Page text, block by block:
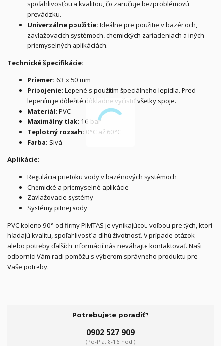
spoľahlivosťou a kvalitou, čo zaručuje bezproblémovú
prevádzku.
Univerzálne použitie: Ideálne pre použitie v bazénoch,
zavlažovacích systémoch, chemických zariadeniach a iných
priemyselných aplikáciách.
Technické špecifikácie:
Priemer: 63 x 50 mm
Pripojenie: Lepené s použitím špeciálneho lepidla. Pred
lepením je dôležité dôkladne vyčistiť všetky spoje.
Materiál: PVC
Maximálny tlak: 16 bar
Teplotný rozsah: 0°C až 60°C
Farba: Sivá
Aplikácie:
Regulácia prietoku vody v bazénových systémoch
Chemické a priemyselné aplikácie
Zavlažovacie systémy
Systémy pitnej vody
PVC koleno 90° od firmy PIMTAS je vynikajúcou voľbou pre tých, ktorí
hľadajú kvalitu, spoľahlivosť a dlhú životnosť. V prípade otázok
alebo potreby ďalších informácií nás neváhajte kontaktovať. Naši
odborníci Vám radi pomôžu s výberom správneho produktu pre
Vaše potreby.
Potrebujete poradiť?
0902 527 909
(Po-Pia, 8-16 hod.)